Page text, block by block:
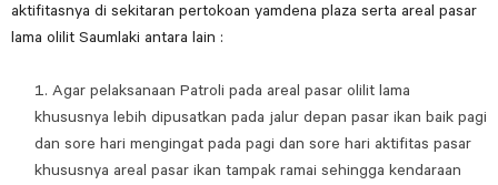
aktifitasnya di sekitaran pertokoan yamdena plaza serta areal pasar
lama olilit Saumlaki antara lain :
Agar pelaksanaan Patroli pada areal pasar olilit lama
khususnya lebih dipusatkan pada jalur depan pasar ikan baik pagi
dan sore hari mengingat pada pagi dan sore hari aktifitas pasar
khususnya areal pasar ikan tampak ramai sehingga kendaraan